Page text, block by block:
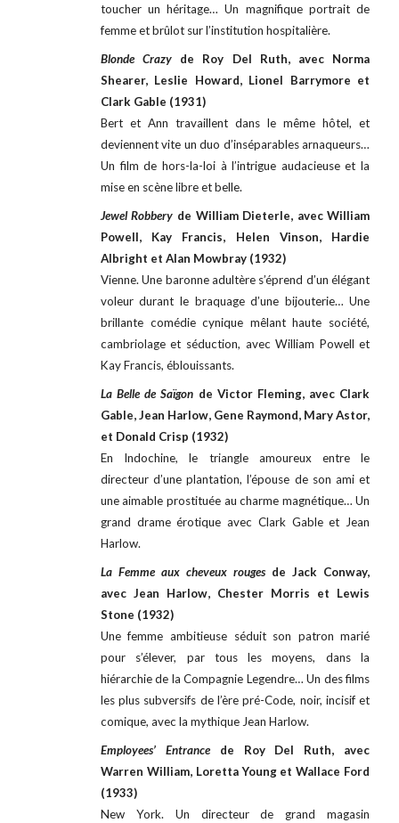
toucher un héritage… Un magnifique portrait de
femme et brûlot sur l’institution hospitalière.
Blonde Crazy de Roy Del Ruth, avec Norma
Shearer, Leslie Howard, Lionel Barrymore et
Clark Gable (1931)
Bert et Ann travaillent dans le même hôtel, et
deviennent vite un duo d’inséparables arnaqueurs…
Un film de hors-la-loi à l’intrigue audacieuse et la
mise en scène libre et belle.
Jewel Robbery de William Dieterle, avec William
Powell, Kay Francis, Helen Vinson, Hardie
Albright et Alan Mowbray (1932)
Vienne. Une baronne adultère s’éprend d’un élégant
voleur durant le braquage d’une bijouterie… Une
brillante comédie cynique mêlant haute société,
cambriolage et séduction, avec William Powell et
Kay Francis, éblouissants.
La Belle de Saïgon de Victor Fleming, avec Clark
Gable, Jean Harlow, Gene Raymond, Mary Astor,
et Donald Crisp (1932)
En Indochine, le triangle amoureux entre le
directeur d’une plantation, l’épouse de son ami et
une aimable prostituée au charme magnétique… Un
grand drame érotique avec Clark Gable et Jean
Harlow.
La Femme aux cheveux rouges de Jack Conway,
avec Jean Harlow, Chester Morris et Lewis
Stone (1932)
Une femme ambitieuse séduit son patron marié
pour s’élever, par tous les moyens, dans la
hiérarchie de la Compagnie Legendre… Un des films
les plus subversifs de l’ère pré-Code, noir, incisif et
comique, avec la mythique Jean Harlow.
Employees’ Entrancede Roy Del Ruth, avec
Warren William, Loretta Young et Wallace Ford
(1933)
New York. Un directeur de grand magasin